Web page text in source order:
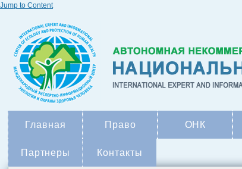
Jump to Content
Главная Право ОНК
Партнеры Контакты